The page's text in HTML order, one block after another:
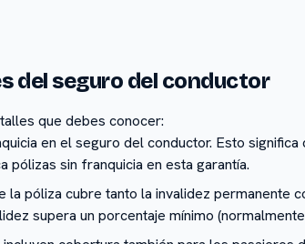
del seguro del conductor
que debes conocer:
en el seguro del conductor. Esto
pólizas sin franquicia en esta garantía.
la póliza cubre tanto la invalidez permanente
supera un porcentaje mínimo (normalmente